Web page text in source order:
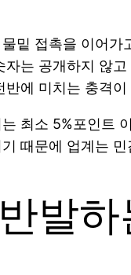
밑 접촉을 이어가
자는 공개하지 않
반에 미치는 충격
최소 5%포인트
때문에 업계는
발